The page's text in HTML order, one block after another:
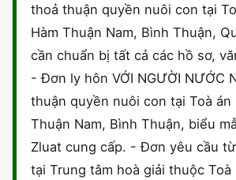
thoả thuận quyền nuôi con tại
Hàm Thuận Nam, Bình Thuận,
cần chuẩn bị tất cả các hồ sơ,
- Đơn ly hôn VỚI NGƯỜI NƯỚC
thuận quyền nuôi con tại Toà án
Thuận Nam, Bình Thuận, biểu
Zluat cung cấp. - Đơn yêu cầu
tại Trung tâm hoà giải thuộc Toà